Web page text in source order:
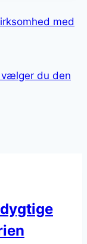
med
vælger du den